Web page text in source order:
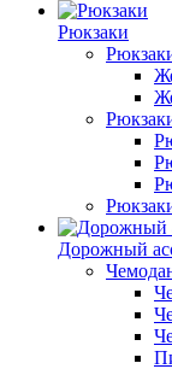
Рюкзаки
Дорожный